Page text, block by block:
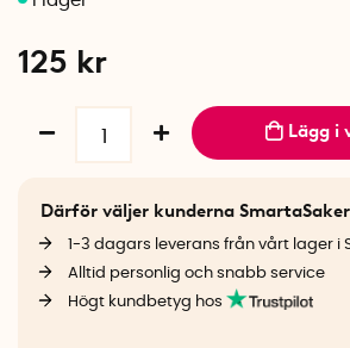
125 kr
Lägg i
Därför väljer kunderna SmartaSaker
1-3 dagars leverans från vårt lager i
Alltid personlig och snabb service
Högt kundbetyg hos